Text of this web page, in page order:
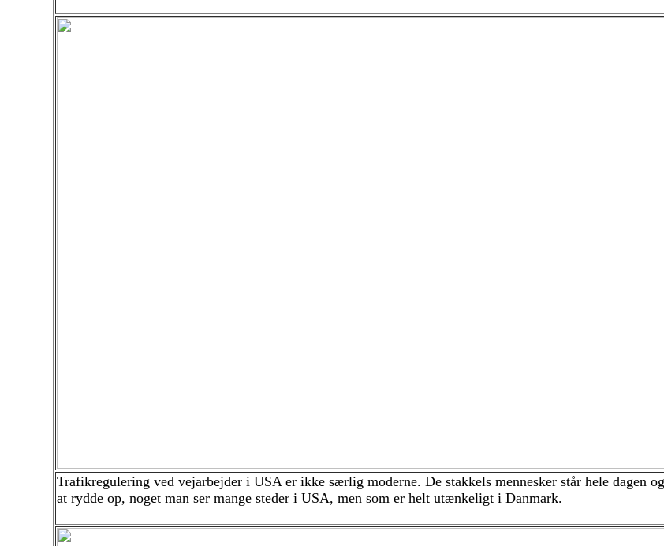
Trafikregulering ved vejarbejder i USA er ikke særlig moderne. De stakkels mennesker står hele dagen
at rydde op, noget man ser mange steder i USA, men som er helt utænkeligt i Danmark.